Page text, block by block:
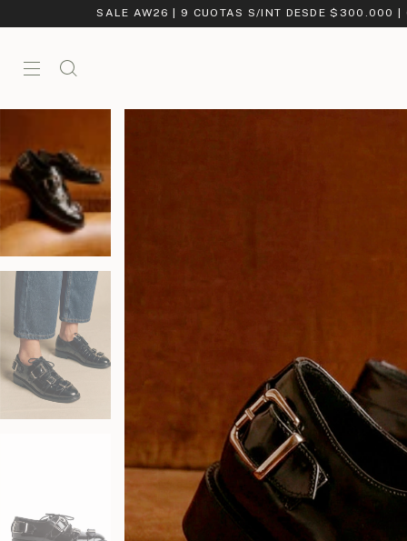
SALE AW26 | 9 CUOTAS S/INT DESDE $300.000 |